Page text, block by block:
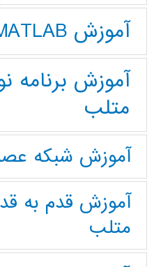
آموزش MATLAB
آموزش برنامه
متلب
آموزش شبکه
آموزش قدم به
متلب